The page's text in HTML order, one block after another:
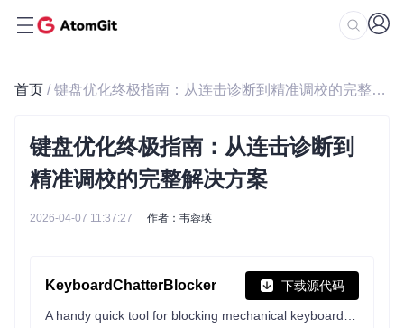
首页 / 键盘优化终极指南：从连击诊断到精准调校的完整解决方案
键盘优化终极指南：从连击诊断到
精准调校的完整解决方案
2026-04-07 11:37:27 作者：韦蓉瑛
KeyboardChatterBlocker 下载源代码